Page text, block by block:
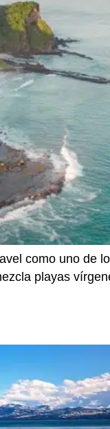
como uno de
playas